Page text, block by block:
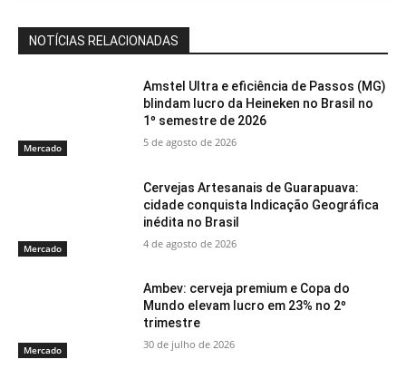
NOTÍCIAS RELACIONADAS
Mercado
Amstel Ultra e eficiência de Passos (MG)
blindam lucro da Heineken no Brasil no
1º semestre de 2026
5 de agosto de 2026
Mercado
Cervejas Artesanais de Guarapuava:
cidade conquista Indicação Geográfica
inédita no Brasil
4 de agosto de 2026
Mercado
Ambev: cerveja premium e Copa do
Mundo elevam lucro em 23% no 2º
trimestre
30 de julho de 2026